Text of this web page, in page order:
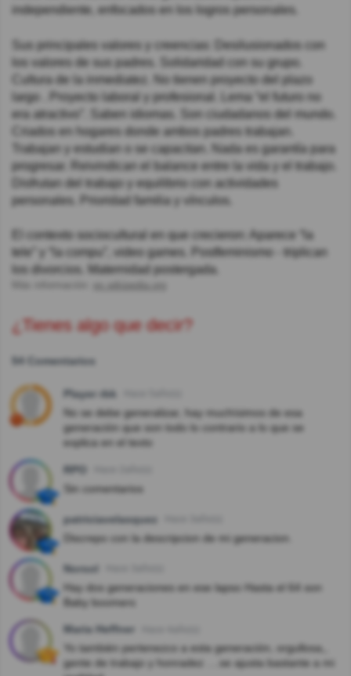
independiente, enfocados en los logros personales.
Sus principales valores y creencias: Desilusionados con
los valores de sus padres. Solidaridad con su grupo.
Cultura de la inmediatez. No tienen proyecto del plazo
largo . Proyecto laboral y profesional. Lema “el futuro no
era atractivo”. Saben idiomas. Son ciudadanos del mundo.
Criados en hogares donde ambos padres trabajan.
Trabajan y estudian o se capacitan. Nada es garantía para
progresar. Reivindican el balance entre la vida y el trabajo.
Disfrutan del trabajo y equilibrio con actividades
personales. Prioridad familia y vínculos.
El contexto sociocultural en que crecieron: Aparece “la
tele” y “la compu”, video games. Postfeminismo - triplican
los divorcios. Maternidad postergada.
¿Tienes algo que decir?
54 Comentarios
Player rbk
No se debe generalizar, hay muchísimos de esa
generación que son todo lo contrario a lo que se
explica en el texto
RPO
Sin comentarios
patriciavelasquez
Discrepo con la descripcion de mi generacion.
Norsol
Hay dos generaciones en ese lapso Hasta el 64 son
Baby boomers
Maria Heffner
Yo también pertenezco a esta generación, orgullosa,,
gente de trabajo y honradez ....se ajusta bastante a mi